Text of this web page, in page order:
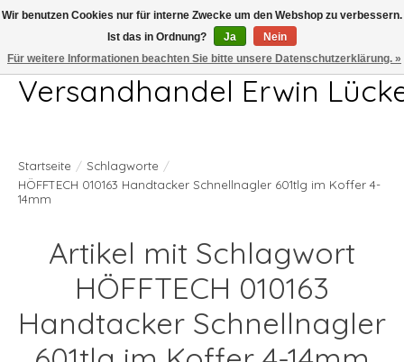
Telefon 04407 715872 MO-DO 7.00-17.00Uhr FR 7.00-13.00Uhr
Versandhandel Erwin
Startseite / Schlagworte /
HÖFFTECH 010163 Handtacker Schnellnagler 601tlg im Koffer 4-
14mm
Artikel mit Schlagwort
HÖFFTECH 010163
Handtacker Schnellnagler
Wir benutzen Cookies nur für interne Zwecke um den Webshop zu verbessern.
Ist das in Ordnung?
Ja
Nein
Für weitere Informationen beachten Sie bitte unsere Datenschutzerklärung. »